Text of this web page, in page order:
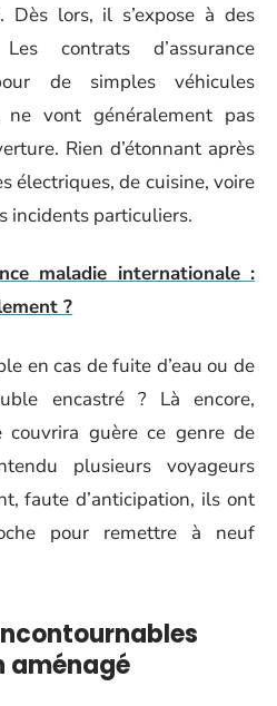
Dès lors, il s’expose à des
contrats d’assurance
de simples véhicules
vont généralement pas
Rien d’étonnant après
électriques, de cuisine, voire
incidents particuliers.
maladie internationale :
?
en cas de fuite d’eau ou de
encastré ? Là encore,
couvrira guère ce genre de
plusieurs voyageurs
faute d’anticipation, ils ont
pour remettre à neuf
aménagé